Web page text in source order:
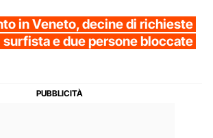
in Veneto, decine di richieste
surfista e due persone bloccate